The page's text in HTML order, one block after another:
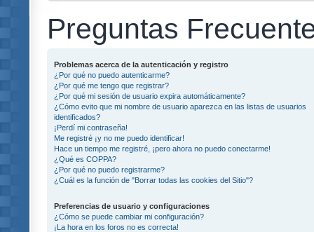
Preguntas
Problemas acerca de la autenticación y registro
¿Por qué no puedo autenticarme?
¿Por qué me tengo que registrar?
¿Por qué mi sesión de usuario expira automáticamente?
¿Cómo evito que mi nombre de usuario aparezca en las listas de usuarios
identificados?
¡Perdí mi contraseña!
Me registré ¡y no me puedo identificar!
Hace un tiempo me registré, ¡pero ahora no puedo conectarme!
¿Qué es COPPA?
¿Por qué no puedo registrarme?
¿Cuál es la función de "Borrar todas las cookies del Sitio"?
Preferencias de usuario y configuraciones
¿Cómo se puede cambiar mi configuración?
¡La hora en los foros no es correcta!